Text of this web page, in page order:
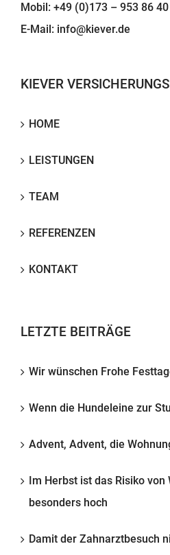
Mobil: +49 (0)173 – 953 86 40
E-Mail: info@kiever.de
KIEVER
HOME
LEISTUNGEN
TEAM
REFERENZEN
KONTAKT
LETZTE BEITRÄGE
Wir wünschen Frohe
Wenn die Hundeleine zur
Advent, Advent, die
Im Herbst ist das Risiko
besonders hoch
Damit der Zahnarztbesuch